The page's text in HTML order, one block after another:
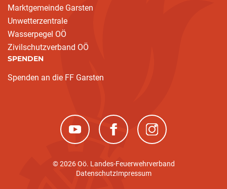
Marktgemeinde Garsten
Unwetterzentrale
Wasserpegel OÖ
Zivilschutzverband OÖ
SPENDEN
Spenden an die FF Garsten
(neues Fenster)(neues Fenster)(neues Fenster)
© 2026 Oö. Landes-Feuerwehrverband
DatenschutzImpressum